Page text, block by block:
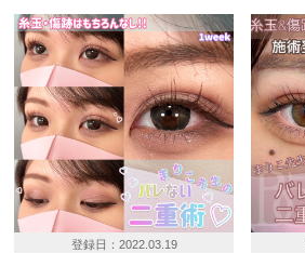
登録日： 2022.03.19